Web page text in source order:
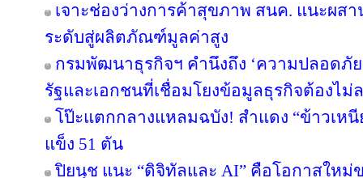
เจาะช่องว่างการค้าสุขภาพ สนค. แนะผส
ระดับสู่ผลิตภัณฑ์มูลค่าสูง
กรมพัฒนาธุรกิจฯ คำนึงถึง ‘ความปลอดภั
รัฐและเอกชนที่เชื่อมโยงข้อมูลธุรกิจต้องไ
โป๊ะแตกกลางแหลมฉบัง! สำแดง “ข้าวเห
แข็ง 51 ตัน
ปิยนุช แนะ “ดิจิทัลและ AI” คือโอกาสใหม่